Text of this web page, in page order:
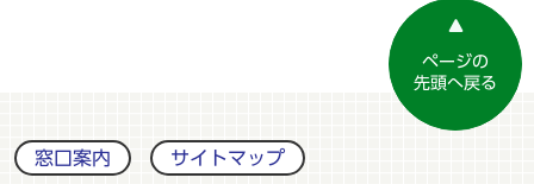
ページの
先頭へ戻る
窓口案内 サイトマップ